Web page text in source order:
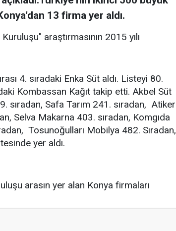
13 firma yer aldı.
araştırmasının 2015 yılı
4. sıradaki Enka Süt aldı. Listeyi 80.
Kombassan Kağıt takip etti. Akbel Süt
sıradan, Safa Tarım 241. sıradan, Atiker
Selva Makarna 403. sıradan, Komgıda
Tosunoğulları Mobilya 482. Sıradan,
yer aldı.